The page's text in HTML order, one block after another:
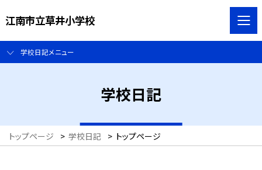
江南市立草井小学校
学校日記メニュー
学校日記
トップページ > 学校日記 > トップページ